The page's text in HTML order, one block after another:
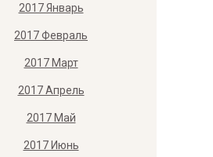
2017 Январь
2017 Февраль
2017 Март
2017 Апрель
2017 Май
2017 Июнь